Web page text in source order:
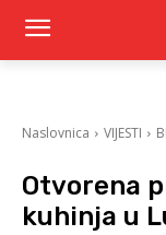
Naslovnica VIJESTI
Otvorena
kuhinja u